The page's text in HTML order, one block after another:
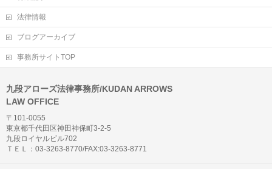
法律情報
ブログアーカイブ
事務所サイトTOP
九段アローズ法律事務所/KUDAN ARROWS
LAW OFFICE
〒101-0055
東京都千代田区神田神保町3-2-5
九段ロイヤルビル702
ＴＥＬ：03-3263-8770/FAX:03-3263-8771